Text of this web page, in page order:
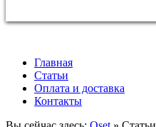
Главная
Статьи
Оплата и доставка
Контакты